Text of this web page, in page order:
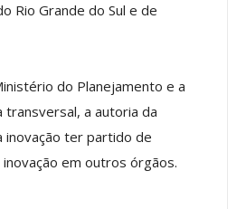
Rio Grande do Sul e de
do Planejamento e a
transversal, a autoria da
inovação ter partido de
em outros órgãos.